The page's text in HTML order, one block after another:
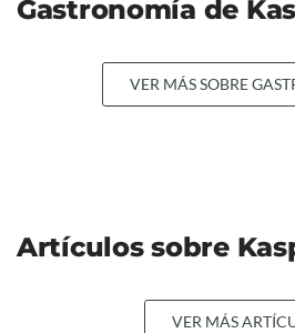
Gastronomía de
VER MÁS SOBRE
Artículos sobre
VER MÁS